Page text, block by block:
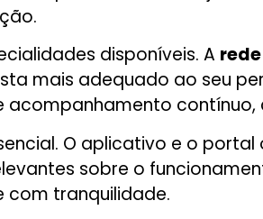
disponíveis. A
mais adequado ao seu
O aplicativo e o
sobre o
com tranquilidade.